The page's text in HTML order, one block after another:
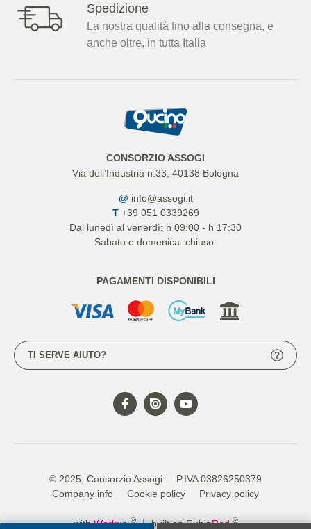
Spedizione
La nostra qualità fino alla consegna, e
anche oltre, in tutta Italia
CONSORZIO ASSOGI
Via dell’Industria n.33, 40138 Bologna
@ info@assogi.it
T +39 051 0339269
Dal lunedì al venerdì: h 09:00 - h 17:30
Sabato e domenica: chiuso.
PAGAMENTI DISPONIBILI
TI SERVE AIUTO?
© 2025, Consorzio Assogi
P.IVA 03826250379
Company info
Cookie policy Privacy policy
withWorkup® | built on RubinRed ®